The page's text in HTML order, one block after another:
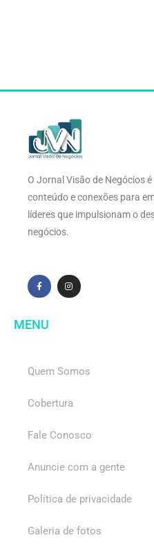
O Jornal Visão de Negócios
conteúdo e conexões para
líderes que impulsionam o
negócios.
MENU
Quem Somos
Cobertura
Fale Conosco
Anuncie com a gente
Política de privacidade
Galeria de fotos